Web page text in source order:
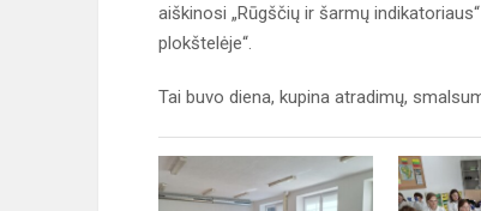
aiškinosi „Rūgščių ir šarmų
plokštelėje“.
Tai buvo diena, kupina atradimų,